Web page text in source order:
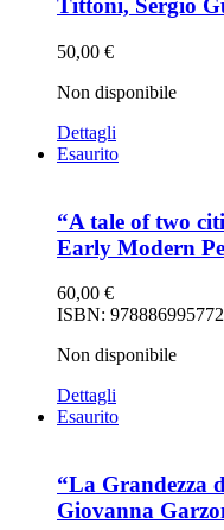
Tittoni, Sergio
50,00 €
Non disponibile
Dettagli
Esaurito
“A tale of two
Early Modern
60,00 €
ISBN:
Non disponibile
Dettagli
Esaurito
“La Grandezza
Giovanna